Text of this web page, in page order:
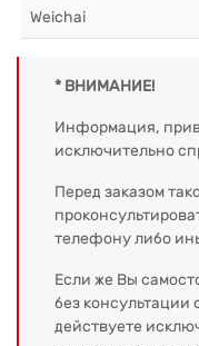
Weichai
* ВНИМАНИЕ!
Информация,
исключительно
Перед заказом
телефону либо
Если же Вы
без консультации
действуете